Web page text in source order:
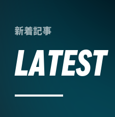
新着記事
LATEST